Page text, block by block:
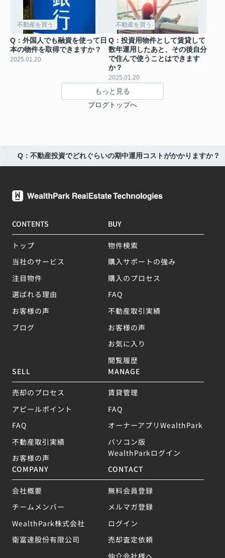
不動産を買う
Q：外国人でも融資を使って日
本の物件を取得できますか？
2025.01.20
不動産を買う
Q：投資用物件として賃貸して
数年運用したあと、その後自分
で住んで使うことはできます
か？
2025.01.20
もっと見る
ブログトップへ
Q：不動産投資でどれぐらいの期中運用コストがかかりますか？
CONTENTS
トップ
当社のサービス
注目物件
選ばれる理由
お客様の声
ブログ
BUY
物件検索
購入サポートの強み
購入のプロセス
FAQ
不動産取引実績
お客様の声
お気に入り
閲覧履歴
SELL
売却のプロセス
アピールポイント
FAQ
不動産取引実績
お客様の声
MANAGE
賃貸管理
FAQ
オーナーアプリWealthPark
パソコン版
WealthParkログイン
COMPANY
会社概要
チームメンバー
WealthPark株式会社
衛富達股份有限公司
CONTACT
無料会員登録
メルマガ登録
ログイン
売却査定依頼
仲介会社様へ